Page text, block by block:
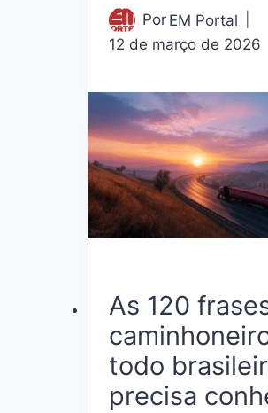
Por EM Portal
12 de março de 2026
As 120
todo
precisa